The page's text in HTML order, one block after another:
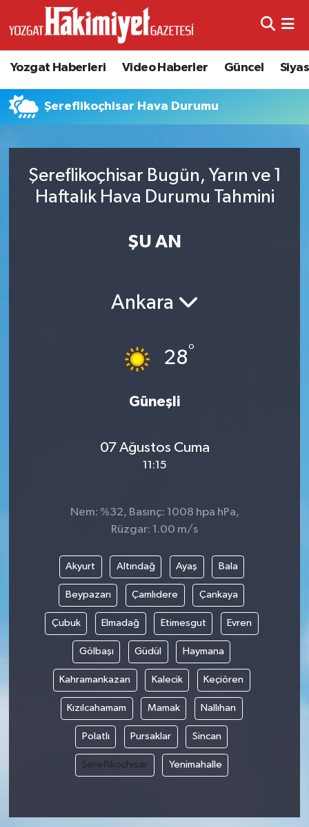
Yozgat Haberleri Video Haberler Güncel
Şereflikoçhisar Hava Durumu
Şereflikoçhisar Bugün, Yarın ve 1
Haftalık Hava Durumu Tahmini
ŞU AN
Ankara
28°
Güneşli
07 Ağustos Cuma
11:15
Nem: %32, Basınç: 1008 hpa hPa,
Rüzgar: 1.00 m/s
Akyurt Altındağ Ayaş Bala
Beypazarı Çamlıdere Çankaya
Çubuk Elmadağ Etimesgut Evren
Gölbaşı Güdül Haymana
Kahramankazan Kalecik Keçiören
Kızılcahamam Mamak Nallıhan
Polatlı Pursaklar Sincan
Şereflikoçhisar Yenimahalle